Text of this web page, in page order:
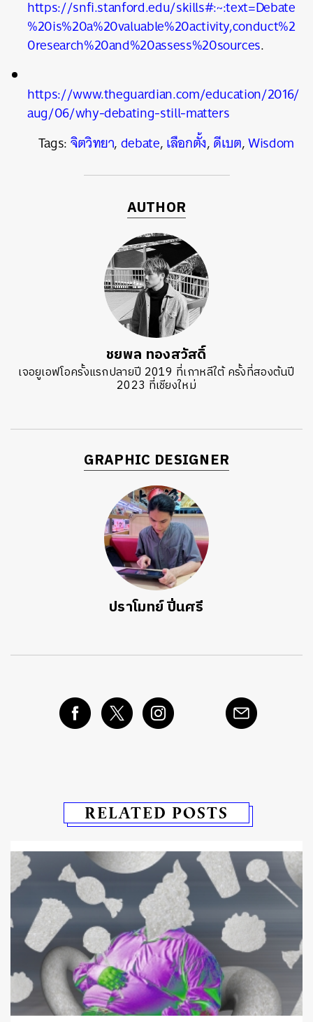
https://snfi.stanford.edu/skills#:~:text=Debate
%20is%20a%20valuable%20activity,conduct%2
0research%20and%20assess%20sources.
https://www.theguardian.com/education/2016/
aug/06/why-debating-still-matters
Tags:จิตวิทยา,debate,เลือกตั้ง,ดีเบต,Wisdom
AUTHOR
ชยพล ทองสวัสดิ์
เจอยูเอฟโอครั้งแรกปลายปี 2019 ที่เกาหลีใต้ ครั้งที่สองต้นปี
2023 ที่เชียงใหม่
GRAPHIC DESIGNER
ปราโมทย์ ปิ่นศรี
RELATED POSTS